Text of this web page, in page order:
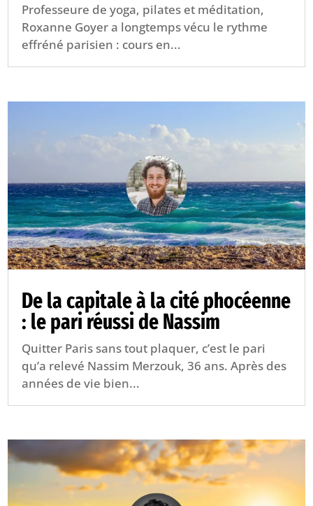
Professeure de yoga, pilates et méditation,
Roxanne Goyer a longtemps vécu le rythme
effréné parisien : cours en...
De la capitale à la cité phocéenne
: le pari réussi de Nassim
Quitter Paris sans tout plaquer, c’est le pari
qu’a relevé Nassim Merzouk, 36 ans. Après des
années de vie bien...